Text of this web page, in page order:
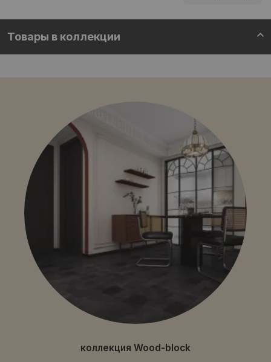
Товары в коллекции
коллекция Wood-block